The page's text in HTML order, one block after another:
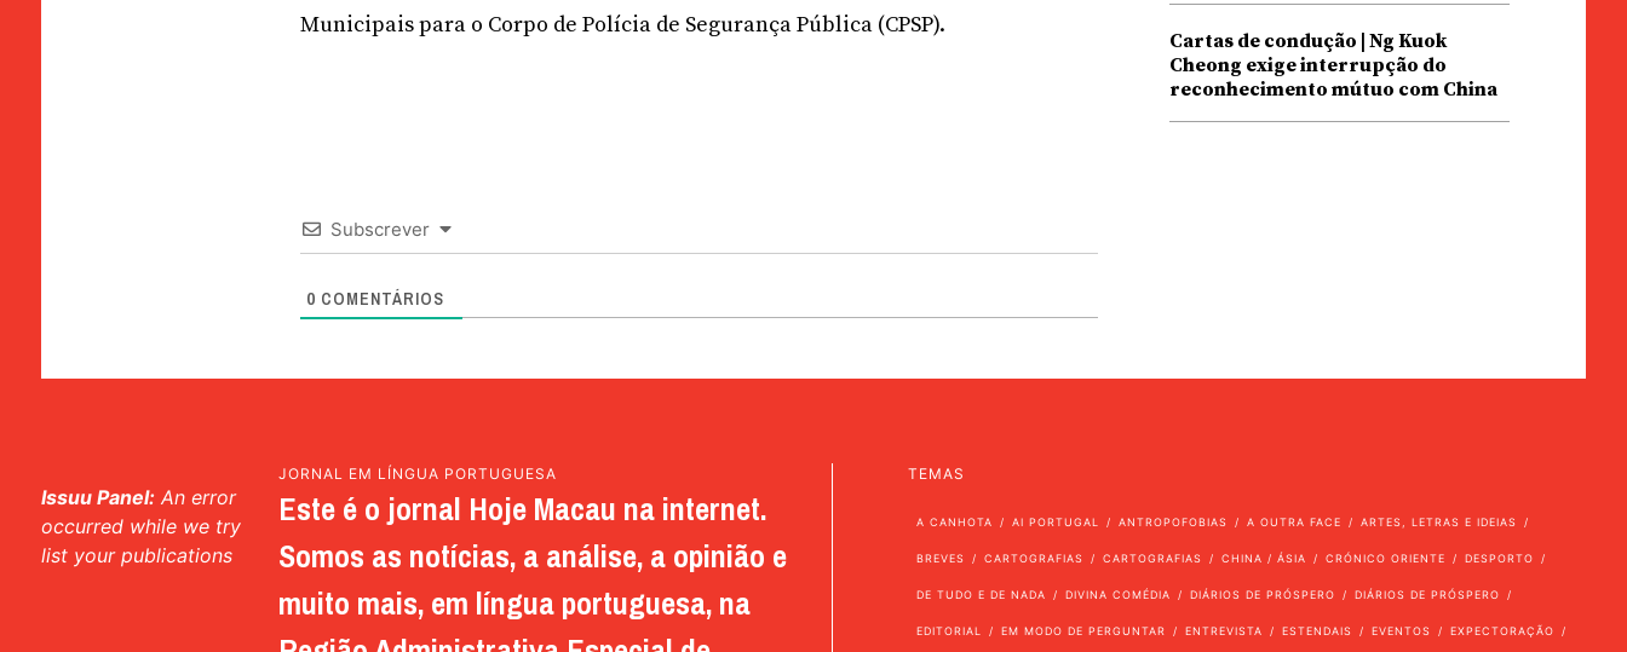
Municipais para o Corpo de Polícia de Segurança Pública (CPSP).
Subscrever
0 COMENTÁRIOS
Cartas de condução | Ng Kuok
Cheong exige interrupção do
reconhecimento mútuo com China
Issuu Panel: An error
occurred while we try
list your publications
JORNAL EM LÍNGUA PORTUGUESA
Este é o jornal Hoje Macau na internet.
Somos as notícias, a análise, a opinião e
muito mais, em língua portuguesa, na
TEMAS
A CANHOTA AI PORTUGAL ANTROPOFOBIAS A OUTRA FACE ARTES, LETRAS E IDEIAS
BREVES CARTOGRAFIAS CARTOGRAFIAS CHINA / ÁSIA CRÓNICO ORIENTE DESPORTO
DE TUDO E DE NADA DIVINA COMÉDIA DIÁRIOS DE PRÓSPERO DIÁRIOS DE PRÓSPERO
EDITORIAL EM MODO DE PERGUNTAR ENTREVISTA ESTENDAIS EVENTOS EXPECTORAÇÃO